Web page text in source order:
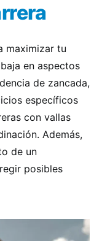
maximizar tu
en aspectos
de zancada,
específicos
con vallas
Además,
de un
posibles